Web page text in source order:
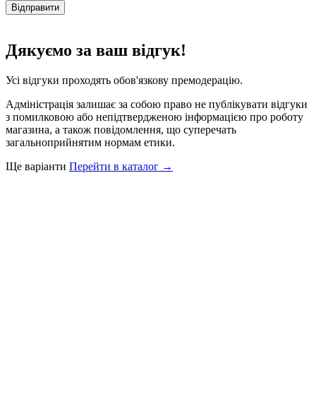
Відправити
Дякуємо за ваш відгук!
Усі відгуки проходять обов'язкову премодерацію.
Адміністрація залишає за собою право не публікувати відгуки
з помилковою або непідтвердженою інформацією про роботу
магазина, а також повідомлення, що суперечать
загальноприйнятим нормам етики.
Ще варіанти Перейти в каталог →